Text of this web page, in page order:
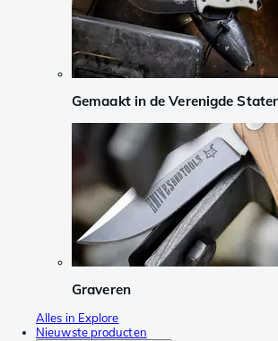
Gemaakt in de Verenigde
Graveren
Alles in Explore
Nieuwste producten